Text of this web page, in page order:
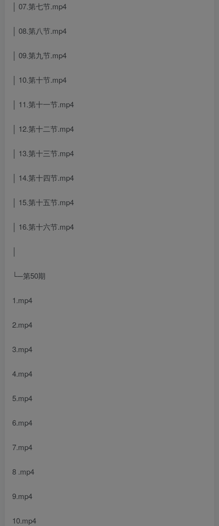
│ 07.第七节.mp4
│ 08.第八节.mp4
│ 09.第九节.mp4
│ 10.第十节.mp4
│ 11.第十一节.mp4
│ 12.第十二节.mp4
│ 13.第十三节.mp4
│ 14.第十四节.mp4
│ 15.第十五节.mp4
│ 16.第十六节.mp4
│
└─第50期
1.mp4
2.mp4
3.mp4
4.mp4
5.mp4
6.mp4
7.mp4
8 .mp4
9.mp4
10.mp4